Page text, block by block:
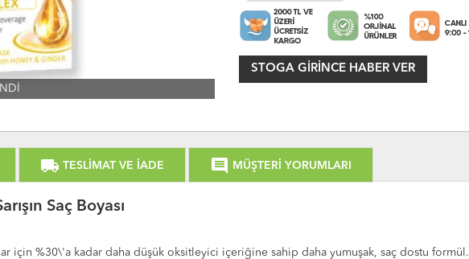
STOGA GIRINCE HABER VER
local_shipping TESLİMAT VE İADE comment MÜŞTERİ YORUMLARI
Saç Boyası
için %30\'a kadar daha düşük oksitleyici içeriğine sahip daha yumuşak, saç dostu formül.